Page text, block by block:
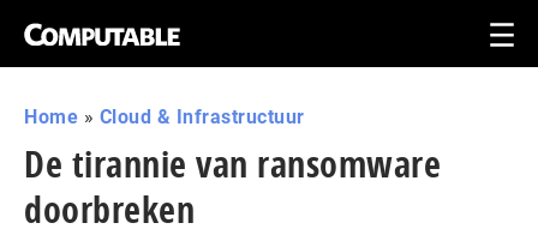
Home » Cloud & Infrastructuur
De tirannie van ransomware
doorbreken